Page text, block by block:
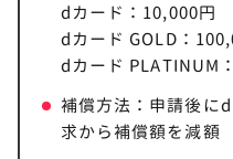
dカード：10,000円
dカード GOLD：
dカード PLATINUM
補償方法：申請後に
求から補償額を減額